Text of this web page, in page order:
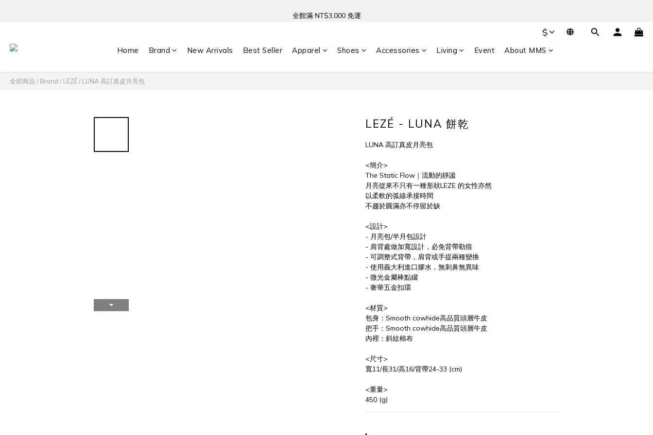
新註冊會員贈 NT$100 禮金
全館滿 NT$3,000 免運
$
Home Brand New Arrivals Best Seller Apparel Shoes Accessories Living Event About MMS
全部商品 / Brand / LEZÉ/ LUNA 高訂真皮月亮包
LEZÉ - LUNA 餅乾
LUNA 高訂真皮月亮包
<簡介>
The Static Flow｜流動的靜謐
月亮從來不只有一種形狀LEZE 的女性亦然
以柔軟的弧線承接時間
不趨於圓滿亦不停留於缺
<設計>
- 月亮包/半月包設計
- 肩背處做加寬設計，必免背帶勒痕
- 可調整式背帶，肩背或手提兩種變換
- 使用義大利進口膠水，無刺鼻無異味
- 微光金屬棒點綴
- 奢華五金扣環
<材質>
內裡：斜紋棉布
<尺寸>
寬11/長31/高16/背帶24-33 (cm)
<重量>
450 (g)